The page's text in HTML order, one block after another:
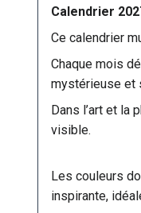
Calendrier
Ce calendrier
Chaque mois
mystérieuse et
Dans l’art et la
visible.
Les couleurs
inspirante,